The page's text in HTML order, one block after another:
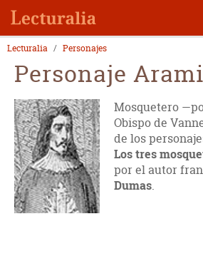
Lecturalia Personajes
Personaje
Mosquetero
Obispo de
de los
Los tres
por el autor
Dumas.